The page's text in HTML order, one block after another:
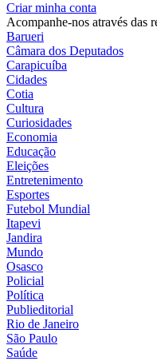
Criar minha conta
Acompanhe-nos através das
Barueri
Câmara dos Deputados
Carapicuíba
Cidades
Cotia
Cultura
Curiosidades
Economia
Educação
Eleições
Entretenimento
Esportes
Futebol Mundial
Itapevi
Jandira
Mundo
Osasco
Policial
Política
Publieditorial
Rio de Janeiro
São Paulo
Saúde